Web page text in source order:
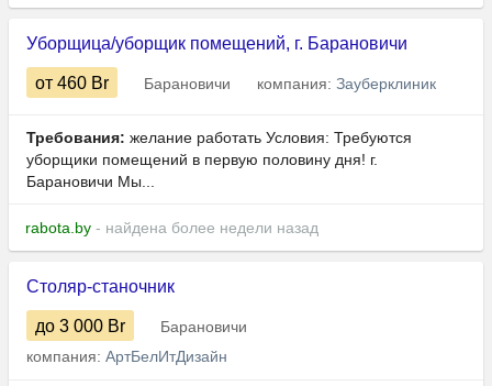
Уборщица/уборщик помещений, г. Барановичи
от 460 Br Барановичи компания: Зауберклиник
Требования: желание работать Условия: Требуются
уборщики помещений в первую половину дня! г.
Барановичи Мы...
rabota.by - найдена более недели назад
Столяр-станочник
до 3 000 Br
Барановичи
компания: АртБелИтДизайн